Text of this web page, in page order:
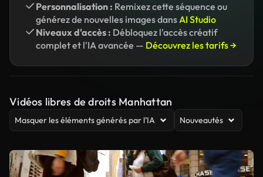
Personnalisation : Remixez cette séquence ou
générez de nouvelles images dansAI Studio
Niveaux d'accès : Débloquez l'accès créatif
complet et l'IA avancée — Découvrez les tarifs →
Vidéos libres de droits Manhattan
Masquer les éléments générés par l’IA Nouveautés